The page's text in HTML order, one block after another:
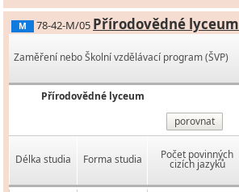
M 78-42-M/05 Přírodovědné lyceum
Zaměření nebo Školní vzdělávací program (ŠVP)
Přírodovědné lyceum
porovnat
Délka studia Forma studia Počet povinných
cizích jazyků